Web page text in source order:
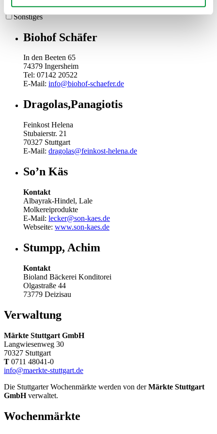
Obst & Gemüse
Sonstiges
Biohof Schäfer
In den Beeten 65
74379 Ingersheim
Tel: 07142 20522
E-Mail: info@biohof-schaefer.de
Dragolas,Panagiotis
Feinkost Helena
Stubaierstr. 21
70327 Stuttgart
E-Mail: dragolas@feinkost-helena.de
So’n Käs
Kontakt
Albayrak-Hindel, Lale
Molkereiprodukte
E-Mail: lecker@son-kaes.de
Webseite: www.son-kaes.de
Stumpp, Achim
Kontakt
Bioland Bäckerei Konditorei
Olgastraße 44
73779 Deizisau
Verwaltung
Märkte Stuttgart GmbH
Langwiesenweg 30
70327 Stuttgart
T 0711 48041-0
info@maerkte-stuttgart.de
Die Stuttgarter Wochenmärkte werden von derMärkte Stuttgart
GmbHverwaltet.
Wochenmärkte